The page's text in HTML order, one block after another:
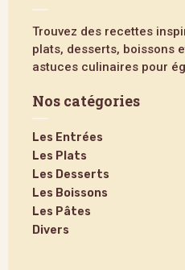
Trouvez des recettes
plats, desserts, boissons
astuces culinaires pour
Nos catégories
Les Entrées
Les Plats
Les Desserts
Les Boissons
Les Pâtes
Divers